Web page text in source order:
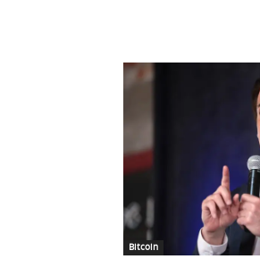
Bitcoin